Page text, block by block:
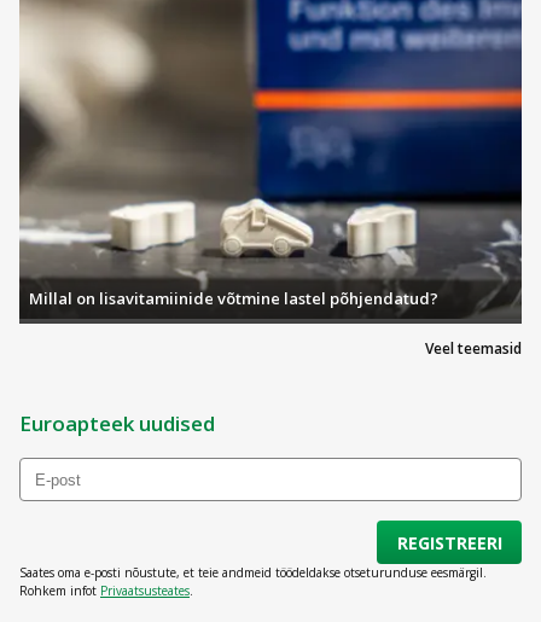
Veel teemasid
Millal on lisavitamiinide võtmine lastel põhjendatud?
Euroapteek uudised
REGISTREERI
Saates oma e-posti nõustute, et teie andmeid töödeldakse otseturunduse eesmärgil.
Rohkem infot Privaatsusteates.